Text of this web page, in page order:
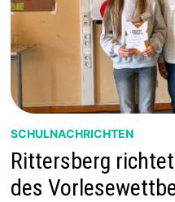
SCHULNACHRICHTEN
Rittersberg
des